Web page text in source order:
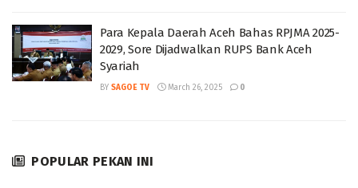
Para Kepala Daerah Aceh Bahas RPJMA 2025-
2029, Sore Dijadwalkan RUPS Bank Aceh
Syariah
BY SAGOE TV March 26, 2025 0
POPULAR PEKAN INI